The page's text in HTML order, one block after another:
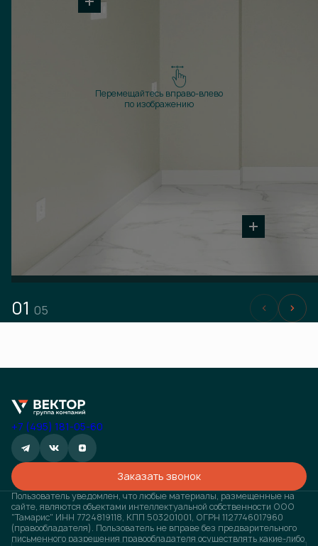
Перемещайтесь вправо-влево
по изображению
01 05
+7 (495) 181-05-60
Заказать звонок
Пользователь уведомлен, что любые материалы, размещенные на
сайте, являются объектами интеллектуальной собственности ООО
"Тамарис" ИНН 7724819118, КПП 503201001, ОГРН 1127746017960
(правообладателя). Пользователь не вправе без предварительного
письменного разрешения правообладателя осуществлять какие-либо